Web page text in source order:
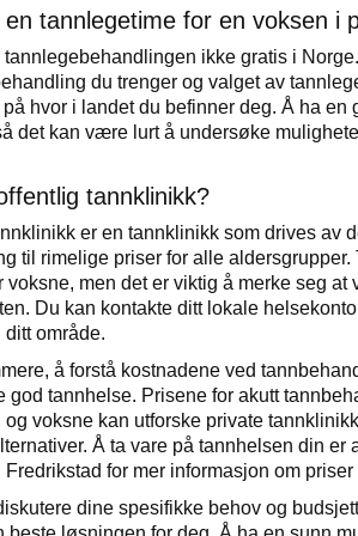
tannlegetime for en voksen i
tannlegebehandlingen ikke gratis i
du trenger og valget av
hvor i landet du befinner deg. Å ha
det kan være lurt å undersøke
tannklinikk?
er en tannklinikk som drives av
til rimelige priser for alle
voksne, men det er viktig å merke seg
Du kan kontakte ditt lokale
område.
å forstå kostnadene ved
god tannhelse. Prisene for akutt
og voksne kan utforske private
Å ta vare på tannhelsen din
for mer informasjon om
dine spesifikke behov og